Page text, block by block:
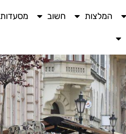
המלצות חשוב מסעדות